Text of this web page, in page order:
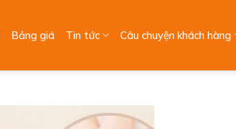
Bảng giá Tin tức Câu chuyện khách hàng